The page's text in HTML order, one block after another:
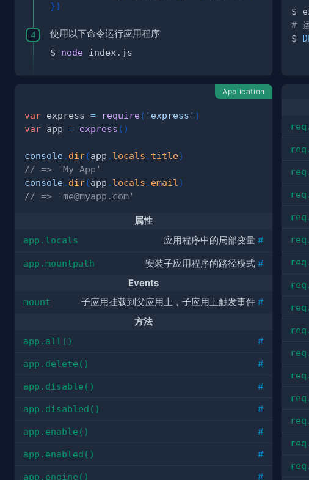
})
使用以下命令运行应用程序
$ node
$
#
$
Application
var express = require( 'express' )
var app = express ( )
console. dir(app . locals . title)
// => 'My App'
console. dir(app . locals . email )
// => ' me@myapp.com '
属性
app.locals 应用程序中的局部变量 #
app.mountpath 安装子应用程序的路径模式 #
Events
mount 子应用挂载到父应用上，子应用上触发事件 #
方法
app.all() #
app.delete() #
app.disable() #
app.disabled() #
app.enable() #
app.enabled() #
app.engine() #